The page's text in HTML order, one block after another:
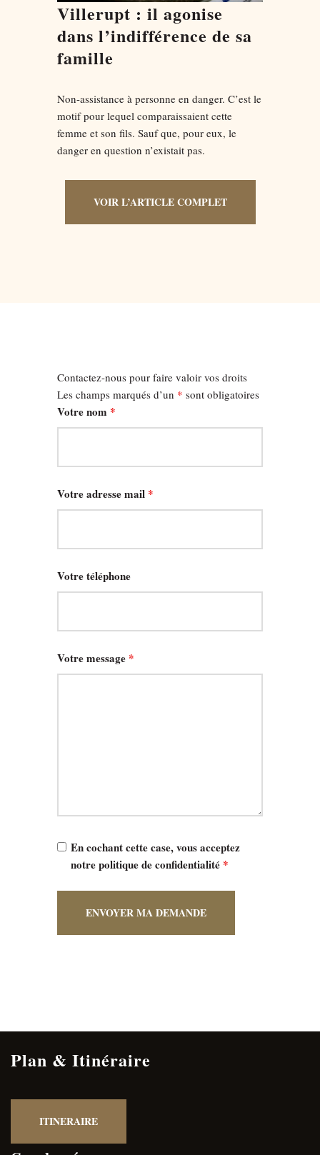
Villerupt : il agonise
dans l’indifférence de sa
famille
Non-assistance à personne en danger. C’est le
motif pour lequel comparaissaient cette
femme et son fils. Sauf que, pour eux, le
danger en question n’existait pas.
VOIR L’ARTICLE COMPLET
Contactez-nous pour faire valoir vos droits
Les champs marqués d’un * sont obligatoires
Votre nom *
Votre adresse mail *
Votre téléphone
Votre message *
En cochant cette case, vous acceptez
notre politique de confidentialité *
Plan & Itinéraire
ITINERAIRE